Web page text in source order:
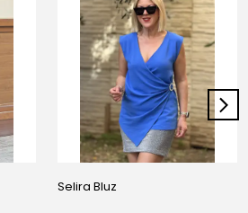
Selira Bluz